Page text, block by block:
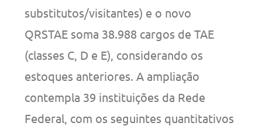
substitutos/visitantes) e o novo
QRSTAE soma 38.988 cargos de TAE
(classes C, D e E), considerando os
estoques anteriores. A ampliação
contempla 39 instituições da Rede
Federal, com os seguintes quantitativos